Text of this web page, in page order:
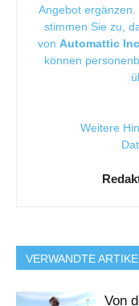
Angebot
stimmen Sie zu,
von Automattic
können
Weitere
VERWANDTE
Von